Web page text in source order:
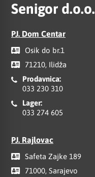
Senigor d.o.o.
PJ. Dom Centar
Osik do br.1
71210, Ilidža
Prodavnica:
033 230 310
Lager:
033 274 605
PJ. Rajlovac
Safeta Zajke 189
71000, Sarajevo